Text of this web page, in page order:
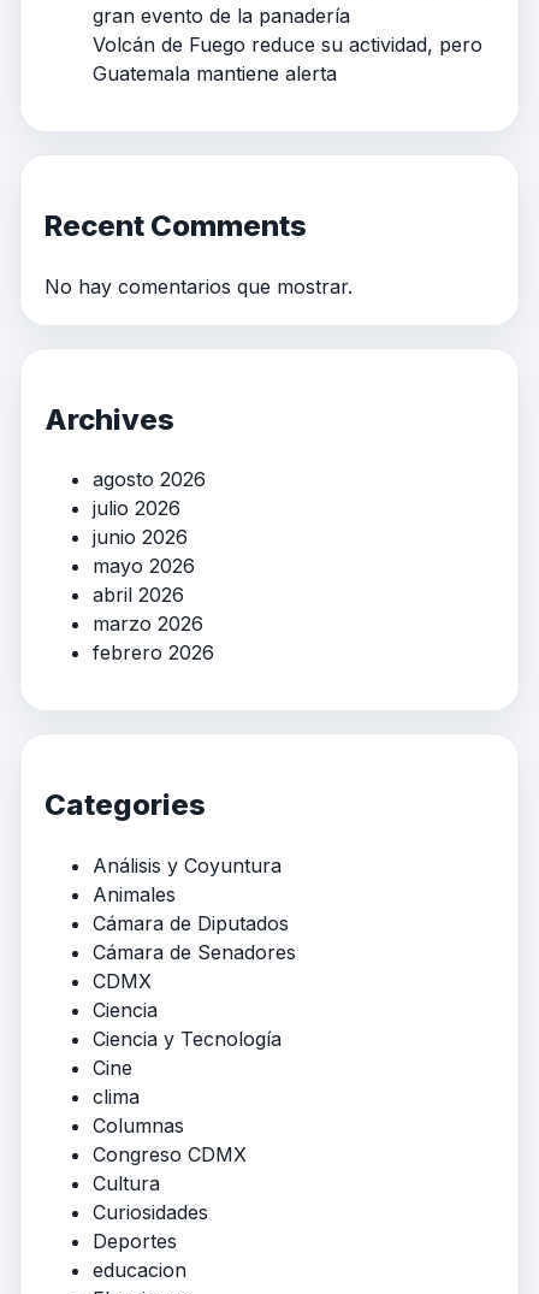
gran evento de la panadería
Volcán de Fuego reduce su actividad, pero
Guatemala mantiene alerta
Recent Comments
No hay comentarios que mostrar.
Archives
agosto 2026
julio 2026
junio 2026
mayo 2026
abril 2026
marzo 2026
febrero 2026
Categories
Análisis y Coyuntura
Animales
Cámara de Diputados
Cámara de Senadores
CDMX
Ciencia
Ciencia y Tecnología
Cine
clima
Columnas
Congreso CDMX
Cultura
Curiosidades
Deportes
educacion